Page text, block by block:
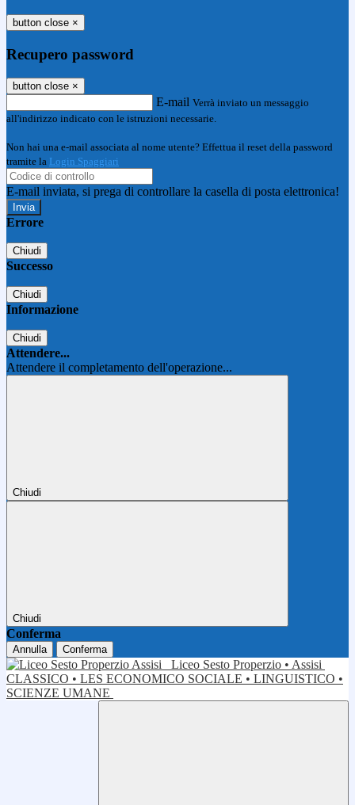
button close ×
Recupero password
button close ×
E-mail Verrà inviato un messaggio
all'indirizzo indicato con le istruzioni necessarie.
Non hai una e-mail associata al nome utente? Effettua il reset della password
tramite la Login Spaggiari
E-mail inviata, si prega di controllare la casella di posta elettronica!
Errore
Chiudi
Successo
Chiudi
Informazione
Chiudi
Attendere...
Attendere il completamento dell'operazione...
Chiudi
Chiudi
Conferma
Annulla Conferma
Liceo Sesto Properzio • Assisi
CLASSICO • LES ECONOMICO SOCIALE • LINGUISTICO •
SCIENZE UMANE